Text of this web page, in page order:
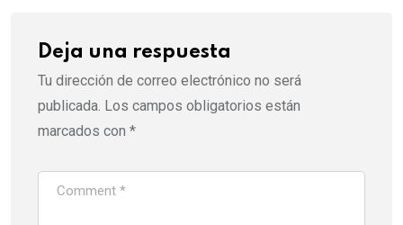
Deja una respuesta
Tu dirección de correo electrónico no será
publicada. Los campos obligatorios están
marcados con *